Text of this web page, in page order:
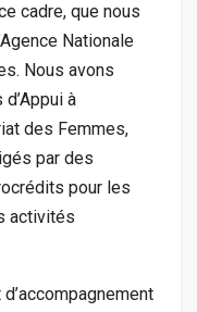
cadre, que nous
Nationale
Nous avons
à
des Femmes,
par des
pour les
activités